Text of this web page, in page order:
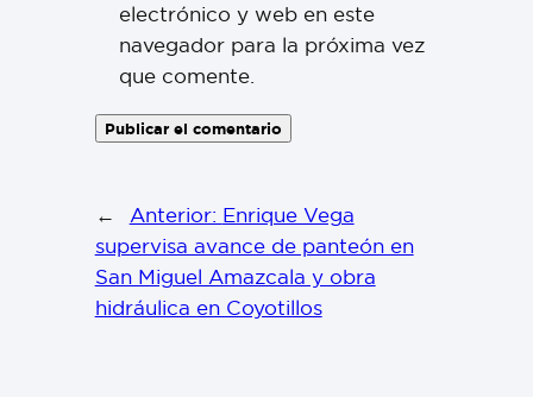
electrónico y web en este
navegador para la próxima vez
que comente.
← Anterior: Enrique Vega
supervisa avance de panteón en
San Miguel Amazcala y obra
hidráulica en Coyotillos